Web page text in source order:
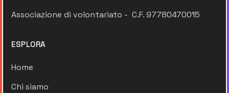
Associazione di volontariato - C.F. 97780470015
ESPLORA
Home
Chi siamo